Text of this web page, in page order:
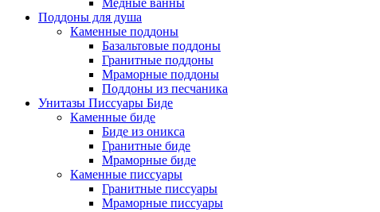
Медные ванны
Поддоны для душа
Каменные поддоны
Базальтовые поддоны
Гранитные поддоны
Мраморные поддоны
Поддоны из песчаника
Унитазы Писсуары Биде
Каменные биде
Биде из оникса
Гранитные биде
Мраморные биде
Каменные писсуары
Гранитные писсуары
Мраморные писсуары